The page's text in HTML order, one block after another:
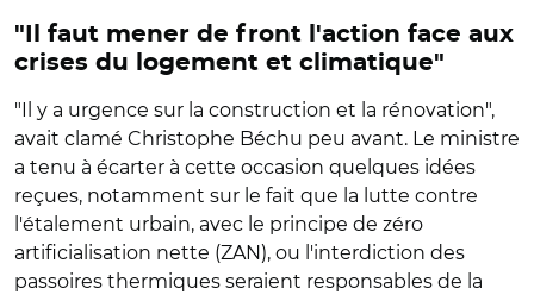
"Il faut mener de front l'action face aux
crises du logement et climatique"
"Il y a urgence sur la construction et la rénovation",
avait clamé Christophe Béchu peu avant. Le ministre
a tenu à écarter à cette occasion quelques idées
reçues, notamment sur le fait que la lutte contre
l'étalement urbain, avec le principe de zéro
artificialisation nette (ZAN), ou l'interdiction des
passoires thermiques seraient responsables de la